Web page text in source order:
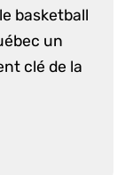
basketball
un
clé de la